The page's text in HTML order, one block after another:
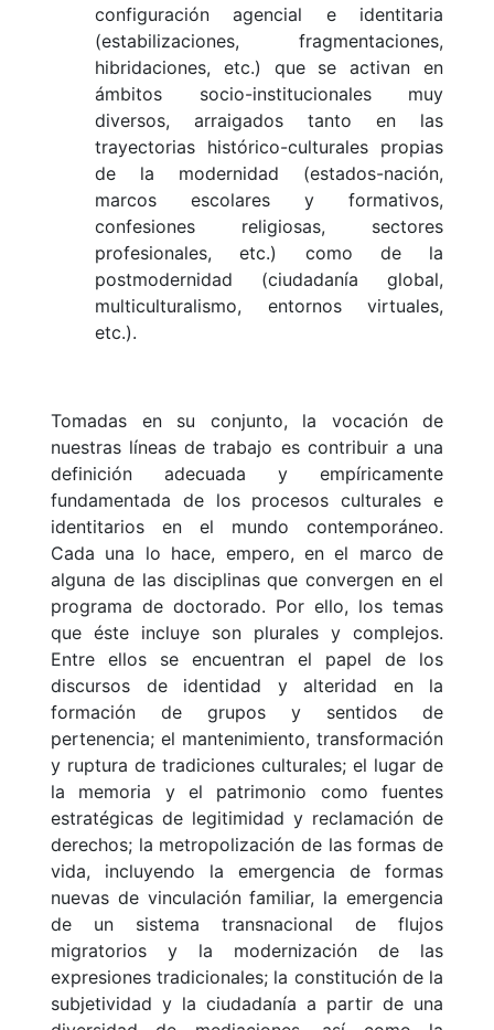
configuración agencial e identitaria
(estabilizaciones, fragmentaciones,
hibridaciones, etc.) que se activan en
ámbitos socio-institucionales muy
diversos, arraigados tanto en las
trayectorias histórico-culturales propias
de la modernidad (estados-nación,
marcos escolares y formativos,
confesiones religiosas, sectores
profesionales, etc.) como de la
postmodernidad (ciudadanía global,
multiculturalismo, entornos virtuales,
etc.).
Tomadas en su conjunto, la vocación de
nuestras líneas de trabajo es contribuir a una
definición adecuada y empíricamente
fundamentada de los procesos culturales e
identitarios en el mundo contemporáneo.
Cada una lo hace, empero, en el marco de
alguna de las disciplinas que convergen en el
programa de doctorado. Por ello, los temas
que éste incluye son plurales y complejos.
Entre ellos se encuentran el papel de los
discursos de identidad y alteridad en la
formación de grupos y sentidos de
pertenencia; el mantenimiento, transformación
y ruptura de tradiciones culturales; el lugar de
la memoria y el patrimonio como fuentes
estratégicas de legitimidad y reclamación de
derechos; la metropolización de las formas de
vida, incluyendo la emergencia de formas
nuevas de vinculación familiar, la emergencia
de un sistema transnacional de flujos
migratorios y la modernización de las
expresiones tradicionales; la constitución de la
subjetividad y la ciudadanía a partir de una